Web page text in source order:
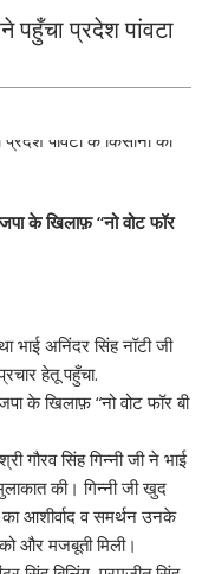
पहुँचा प्रदेश पांवटा
के खिलाफ़ “नो वोट फॉर
भाई अनिंदर सिंह नॉटी जी
हेतू पहुँचा.
के खिलाफ़ “नो वोट फॉर बी
गौरव सिंह गिन्नी जी ने भाई
की। गिन्नी जी खुद
आशीर्वाद व समर्थन उनके
और मजबूती मिली।